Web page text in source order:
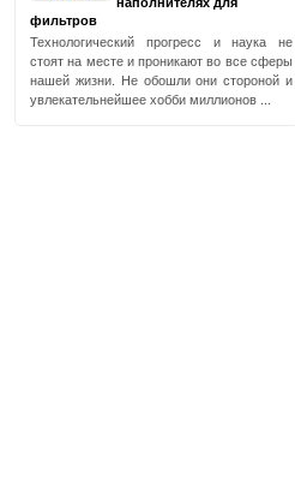
фильтров
Технологический прогресс и наука не
стоят на месте и проникают во все сферы
нашей жизни. Не обошли они стороной и
увлекательнейшее хобби миллионов ...